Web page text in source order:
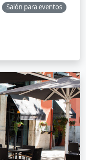
Salón para eventos